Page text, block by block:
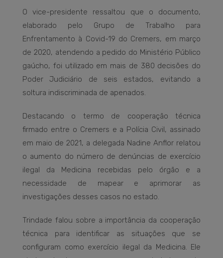
O vice-presidente ressaltou que o documento,
elaborado pelo Grupo de Trabalho para
Enfrentamento à Covid-19 do Cremers, em março
de 2020, atendendo a pedido do Ministério Público
gaúcho, foi utilizado em mais de 380 decisões do
Poder Judiciário de seis estados, evitando a
soltura indiscriminada de apenados.
Destacando o termo de cooperação técnica
firmado entre o Cremers e a Polícia Civil, assinado
em maio de 2021, a delegada Nadine Anflor relatou
o aumento do número de denúncias de exercício
ilegal da Medicina recebidas pelo órgão e a
necessidade de mapear e aprimorar as
investigações desses casos no estado.
Trindade falou sobre a importância da cooperação
técnica para identificar as situações que se
configuram como exercício ilegal da Medicina. Ele